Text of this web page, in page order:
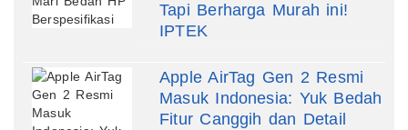
Tapi Berharga Murah ini!
IPTEK
Apple AirTag Gen 2 Resmi
Masuk Indonesia: Yuk Bedah
Fitur Canggih dan Detail